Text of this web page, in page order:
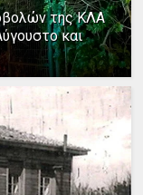
της ΚΛΑ
και